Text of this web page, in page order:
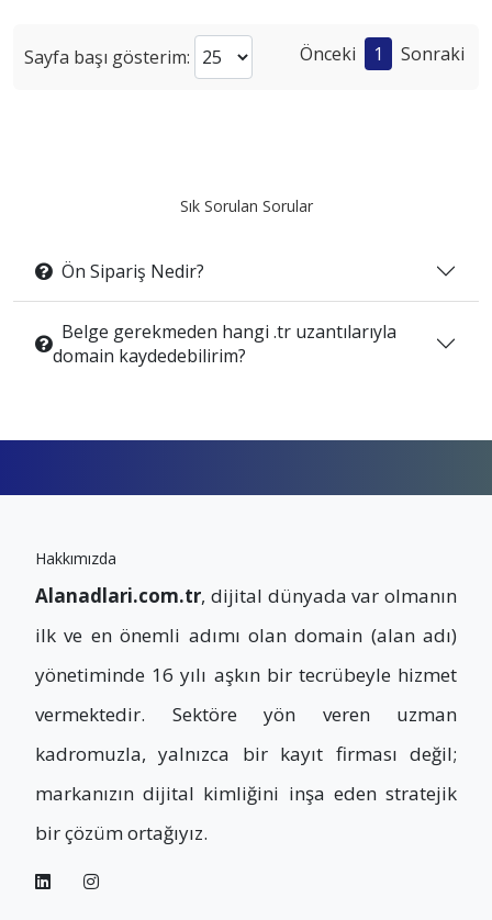
Sayfa başı gösterim: Önceki 1 Sonraki
Sık Sorulan Sorular
Ön Sipariş Nedir?
Belge gerekmeden hangi .tr uzantılarıyla
domain kaydedebilirim?
Hakkımızda
Alanadlari.com.tr, dijital dünyada var olmanın
ilk ve en önemli adımı olan domain (alan adı)
yönetiminde 16 yılı aşkın bir tecrübeyle hizmet
vermektedir. Sektöre yön veren uzman
kadromuzla, yalnızca bir kayıt firması değil;
markanızın dijital kimliğini inşa eden stratejik
bir çözüm ortağıyız.